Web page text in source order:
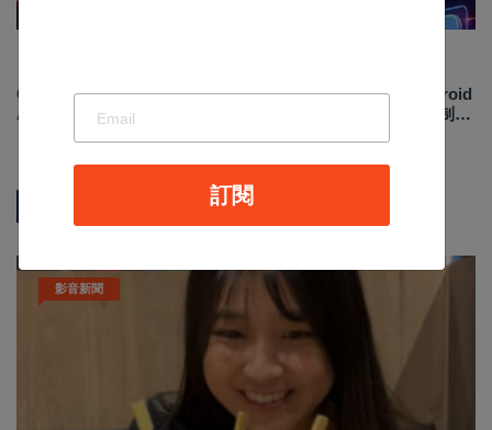
GitHub、Facebook、Yelp評論帳號為何被買賣？解析Android
App評價、MagicBox帳號交易、假評論黑灰產與AI防刷機制背
影音新聞
訂閱